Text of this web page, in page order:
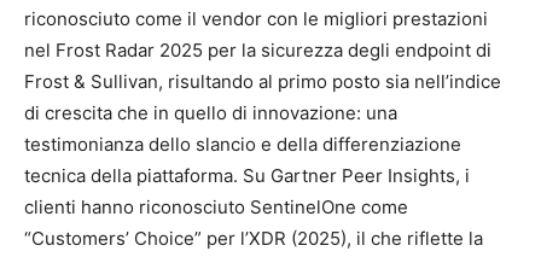
riconosciuto come il vendor con le migliori prestazioni
nel Frost Radar 2025 per la sicurezza degli endpoint di
Frost & Sullivan, risultando al primo posto sia nell’indice
di crescita che in quello di innovazione: una
testimonianza dello slancio e della differenziazione
tecnica della piattaforma. Su Gartner Peer Insights, i
clienti hanno riconosciuto SentinelOne come
“Customers’ Choice” per l’XDR (2025), il che riflette la